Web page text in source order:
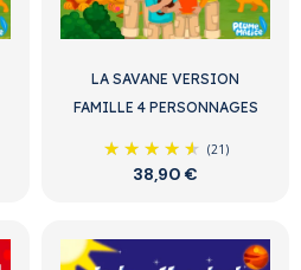
LA SAVANE VERSION
FAMILLE 4 PERSONNAGES
(21)
38,90 €